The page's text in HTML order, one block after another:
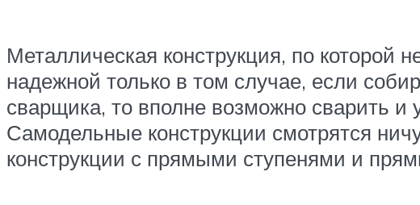
Металлическая конструкция, по которой
надежной только в том случае, если
сварщика, то вполне возможно сварить
Самодельные конструкции смотрятся
конструкции с прямыми ступенями и